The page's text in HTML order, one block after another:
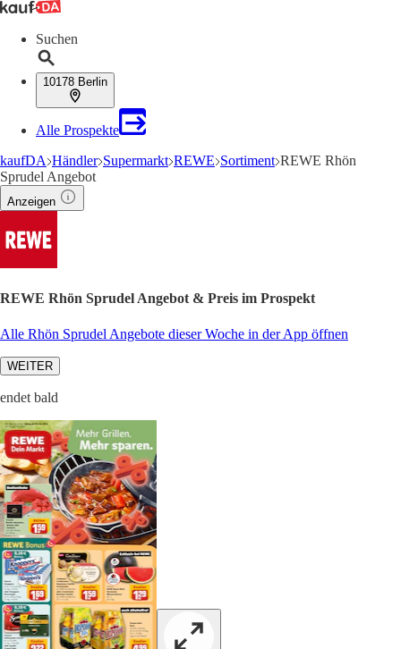
Suchen
10178 Berlin
Alle Prospekte
kaufDA Händler Supermarkt REWE Sortiment REWE Rhön
Sprudel Angebot
Anzeigen
REWE Rhön Sprudel Angebot & Preis im Prospekt
Alle Rhön Sprudel Angebote dieser Woche in der App öffnen
WEITER
endet bald